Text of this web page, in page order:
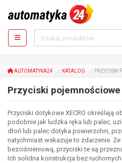
AUTOMATYKA24 KATALOG PRZYCISKI
Przyciski
Przyciski dotykowe XECRO określają
podobnie jak ludzka ręka lub palec,
dłoń lub palec dotyka powierzchni,
natychmiast wskazuje to zdarzenie.
bezciśnieniową, przyciski te są
Ich solidna konstrukcja bez